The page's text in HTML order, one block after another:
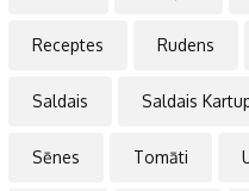
Receptes Rudens
Saldais Saldais
Sēnes Tomāti